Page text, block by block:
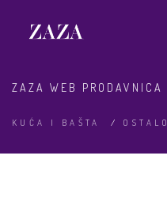
ZAZA WEB PRODAVNICA
KUĆA I BAŠTA / OSTALO